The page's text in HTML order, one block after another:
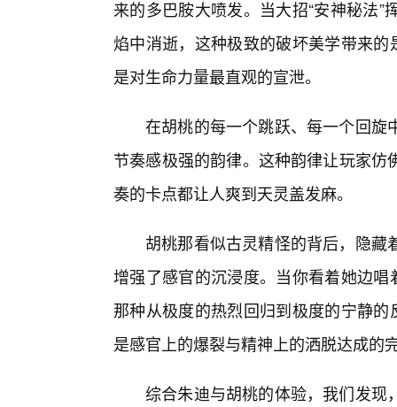
来的多巴胺大喷发。当大招“安神秘法
焰中消逝，这种极致的破坏美学带来
是对生命力量最直观的宣泄。
在胡桃的每一个跳跃、每一个回旋
节奏感极强的韵律。这种韵律让玩家
奏的卡点都让人爽到天灵盖发麻。
胡桃那看似古灵精怪的背后，隐
增强了感官的沉浸度。当你看着她边
那种从极度的热烈回归到极度的宁静
是感官上的爆裂与精神上的洒脱达成的
综合朱迪与胡桃的体验，我们发现